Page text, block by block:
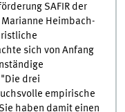
SAFIR der
Heimbach-
sich von Anfang
drei
empirische
haben damit einen